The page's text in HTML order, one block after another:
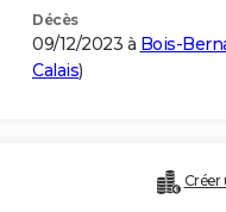
Décès
09/12/2023 à Bois-
Calais)
Créer